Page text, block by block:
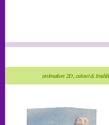
animation 2D, cutout &